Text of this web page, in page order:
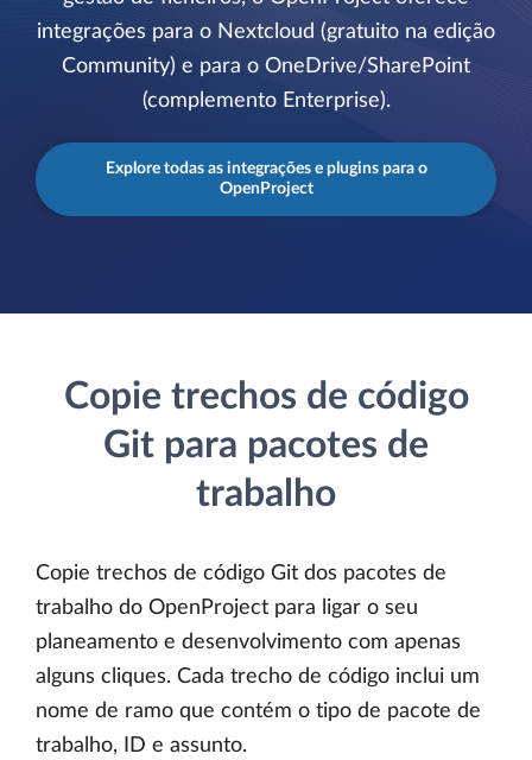
integrações para o Nextcloud (gratuito na edição
Community) e para o OneDrive/SharePoint
(complemento Enterprise).
Explore todas as integrações e plugins para o
OpenProject
Copie trechos de código
Git para pacotes de
trabalho
Copie trechos de código Git dos pacotes de
trabalho do OpenProject para ligar o seu
planeamento e desenvolvimento com apenas
alguns cliques. Cada trecho de código inclui um
nome de ramo que contém o tipo de pacote de
trabalho, ID e assunto.